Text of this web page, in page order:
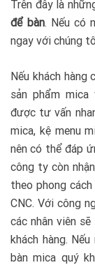
Trên đây là
để bàn. Nếu có
ngay với chúng
Nếu khách hàng
sản phẩm
được tư vấn
mica, kệ menu
nên có thể đáp
công ty còn
theo phong
CNC. Với công
các nhân viên
khách hàng.
bàn mica quý